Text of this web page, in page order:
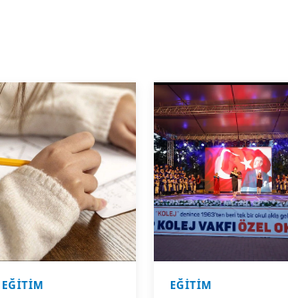
EĞİTİM EĞİTİM